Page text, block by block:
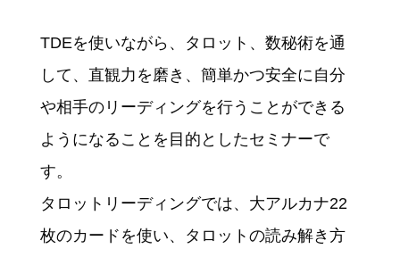
TDEを使いながら、タロット、数秘術を通
して、直観力を磨き、簡単かつ安全に自分
や相手のリーディングを行うことができる
ようになることを目的としたセミナーで
す。
タロットリーディングでは、大アルカナ22
枚のカードを使い、タロットの読み解き方